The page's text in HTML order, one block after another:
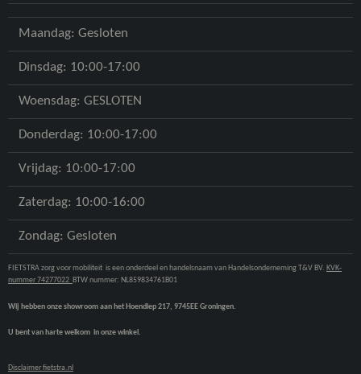
Maandag: Gesloten
Dinsdag: 10:00-17:00
Woensdag: GESLOTEN
Donderdag: 10:00-17:00
Vrijdag: 10:00-17:00
Zaterdag: 10:00-16:00
Zondag: Gesloten
FIETSTRA zorg voor mobiliteit is een onderdeel en handelsnaam van Handelsonderneming T&V BV. KVK-
nummer 74277022 BTW nummer: NL859834761B01
Wij hebben onze showroom aan het Hoendiep 217, 9745EE Groningen.
U bent van harte welkom in onze winkel.
Disclaimer fietstra.nl